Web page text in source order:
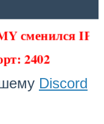
сменился IP
2402
Discord